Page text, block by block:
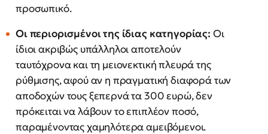
προσωπικό.
Οι περιορισμένοι της ίδιας κατηγορίας: Οι
ίδιοι ακριβώς υπάλληλοι αποτελούν
ταυτόχρονα και τη μειονεκτική πλευρά της
ρύθμισης, αφού αν η πραγματική διαφορά των
αποδοχών τους ξεπερνά τα 300 ευρώ, δεν
πρόκειται να λάβουν το επιπλέον ποσό,
παραμένοντας χαμηλότερα αμειβόμενοι.